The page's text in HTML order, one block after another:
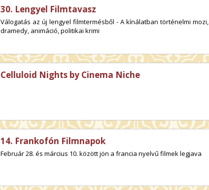
30. Lengyel Filmtavasz
Válogatás az új lengyel filmtermésből - A kínálatban történelmi mozi,
dramedy, animáció, politikai krimi
Celluloid Nights by Cinema Niche
14. Frankofón Filmnapok
Február 28. és március 10. között jön a francia nyelvű filmek legjava